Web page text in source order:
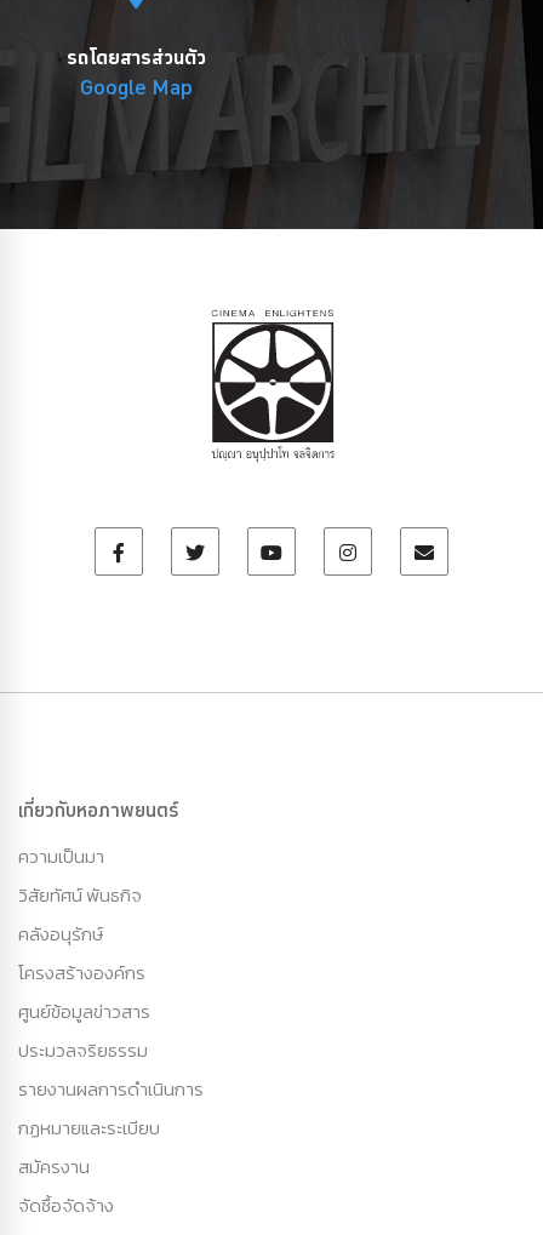
รถโดยสารส่วนตัว
Google Map
เกี่ยวกับหอภาพยนตร์
ความเป็นมา
วิสัยทัศน์ พันธกิจ
คลังอนุรักษ์
โครงสร้างองค์กร
ศูนย์ข้อมูลข่าวสาร
ประมวลจริยธรรม
รายงานผลการดำเนินการ
กฏหมายและระเบียบ
สมัครงาน
จัดซื้อจัดจ้าง